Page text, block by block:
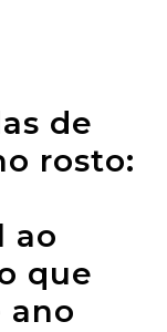
de
rosto:
ao
que
ano